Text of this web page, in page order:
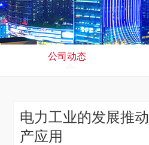
公司动态
电力工业的发展推
产应用